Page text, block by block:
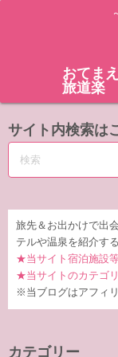
ス
ッ
おてま
旅道楽
サイト内検索は
旅先＆お出かけで出
テルや温泉を紹介す
★当サイト宿泊施設
★当サイトのカテゴ
※当ブログはアフィ
カテゴリー